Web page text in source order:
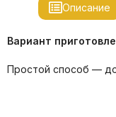
Описание
Вариант
Простой способ —